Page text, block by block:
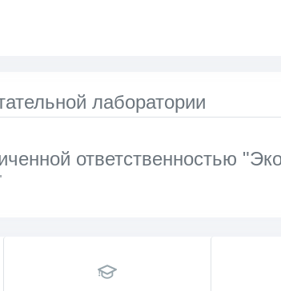
лаборатории
ответственностью